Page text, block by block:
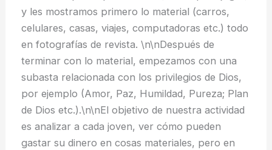
y les mostramos primero lo material (carros,
celulares, casas, viajes, computadoras etc.) todo
en fotografías de revista. \n\nDespués de
terminar con lo material, empezamos con una
subasta relacionada con los privilegios de Dios,
por ejemplo (Amor, Paz, Humildad, Pureza; Plan
de Dios etc.).\n\nEl objetivo de nuestra actividad
es analizar a cada joven, ver cómo pueden
gastar su dinero en cosas materiales, pero en